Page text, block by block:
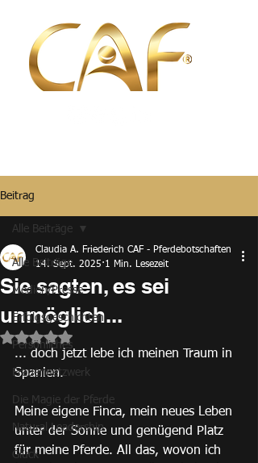
Beitrag
Alle Beiträge
Medien/Presse
Erfolgsgeschichten
Persönliches
Frauennetzwerk
Die Magie der Pferde
Natural Leadership
Glück
Alle Beiträge
Sie sagten, es sei
unmöglich...
Claudia A. Friederich CAF - Pferdebotschaften
14. Sept. 2025 1 Min. Lesezeit
Mit NaN von 5 Sternen bewertet.
... doch jetzt lebe ich meinen Traum in
Spanien.
Meine eigene Finca, mein neues Leben
unter der Sonne und genügend Platz
für meine Pferde. All das, wovon ich